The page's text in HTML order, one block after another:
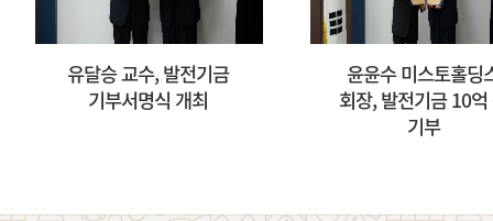
유달승 교수, 발전기금
기부서명식 개최
윤윤수 미스토홀딩
회장, 발전기금 10억
기부